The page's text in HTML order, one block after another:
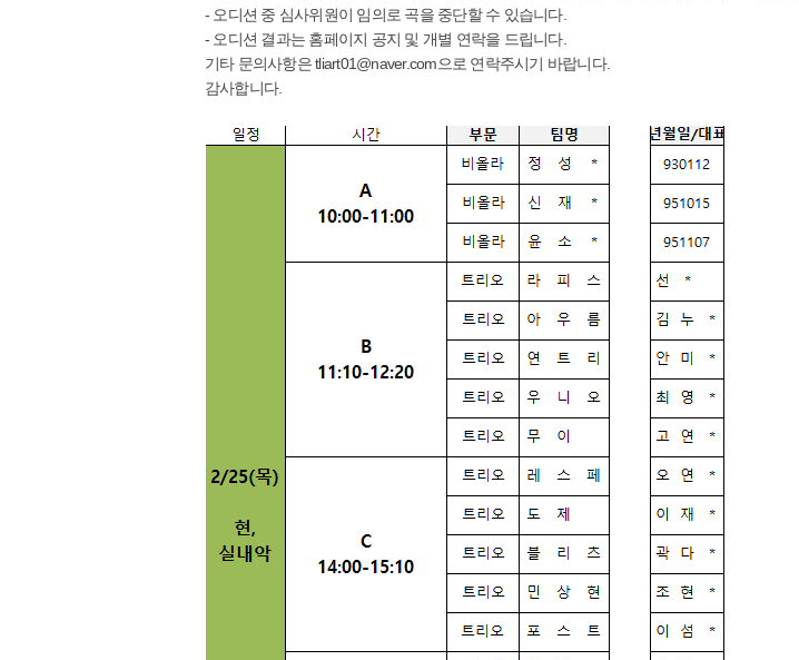
- 오디션 중 심사위원이 임의로 곡을 중단할 수 있습니다.
- 오디션 결과는 홈페이지 공지 및 개별 연락을 드립니다.
기타 문의사항은 tliart01@naver.com으로 연락주시기 바랍니다.
감사합니다.